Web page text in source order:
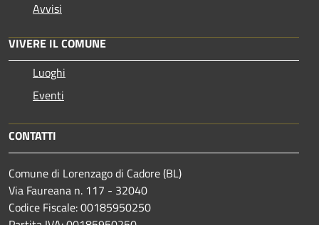
Avvisi
VIVERE IL COMUNE
Luoghi
Eventi
CONTATTI
Comune di Lorenzago di Cadore (BL)
Via Faureana n. 117 - 32040
Codice Fiscale: 00185950250